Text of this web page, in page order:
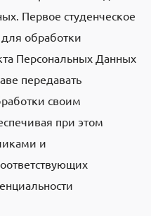
Первое студенческое
для обработки
Персональных Данных
передавать
своим
при этом
и